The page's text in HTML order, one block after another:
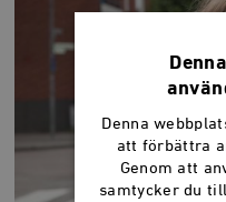
Denna
att förbättra
Genom att
samtycker du